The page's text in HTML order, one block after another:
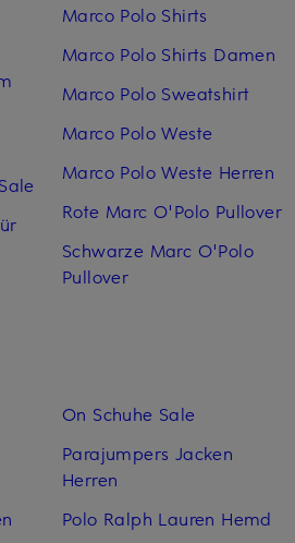
Marco Polo Shirts
Marco Polo Shirts Damen
Marco Polo Sweatshirt
Marco Polo Weste
Marco Polo Weste Herren
Rote Marc O'Polo Pullover
Schwarze Marc O'Polo
Pullover
On Schuhe Sale
Parajumpers Jacken
Herren
Polo Ralph Lauren Hemd